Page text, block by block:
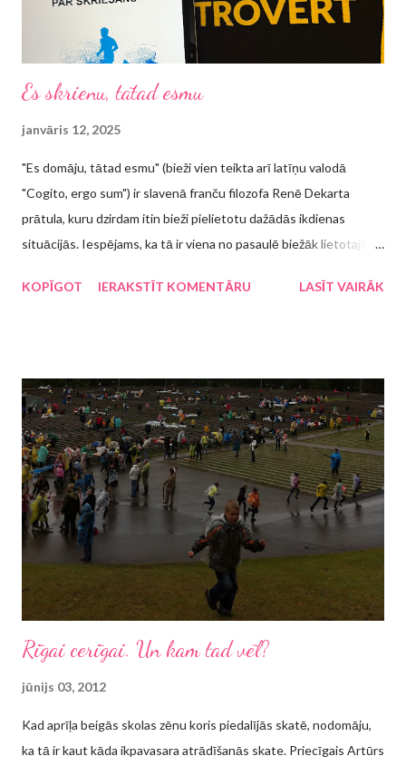
u
Es skrienu, tātad esmu
janvāris 12, 2025
"Es domāju, tātad esmu" (bieži vien teikta arī latīņu valodā
"Cogito, ergo sum") ir slavenā franču filozofa Renē Dekarta
prātula, kuru dzirdam itin bieži pielietotu dažādās ikdienas
situācijās. Iespējams, ka tā ir viena no pasaulē biežāk lietotajām
"Guļu, tātad esmu", "Ēdu, tātad esmu", "Dziedu, tātad esmu",
tātad esmu". Šis lakoniskais teikums izsaka arī visu grāmatas
būtību, tomēr pēc izlasīšanas vēl gribas pakavēties Murakami
vēstījuma varā. Uzdrošināšos apgalvot, ka Haruki Murakami
lasītāji ir sadalījušies divās daļās: tie, kuri kāri tver katru jaunu šī
rakstnieka darbu vai pat pārlasa reiz jau lasīto, un tie, kuri reiz ir
kādu darbu lasījuši, bet nav "ielasī...
KOPĪGOT IERAKSTĪT KOMENTĀRU LASĪT VAIRĀK
Rīgai cerīgai. Un kam tad vēl?
jūnijs 03, 2012
Kad aprīļa beigās skolas zēnu koris piedalījās skatē, nodomāju,
ka tā ir kaut kāda ikpavasara atrādīšanās skate. Priecīgais Artūrs